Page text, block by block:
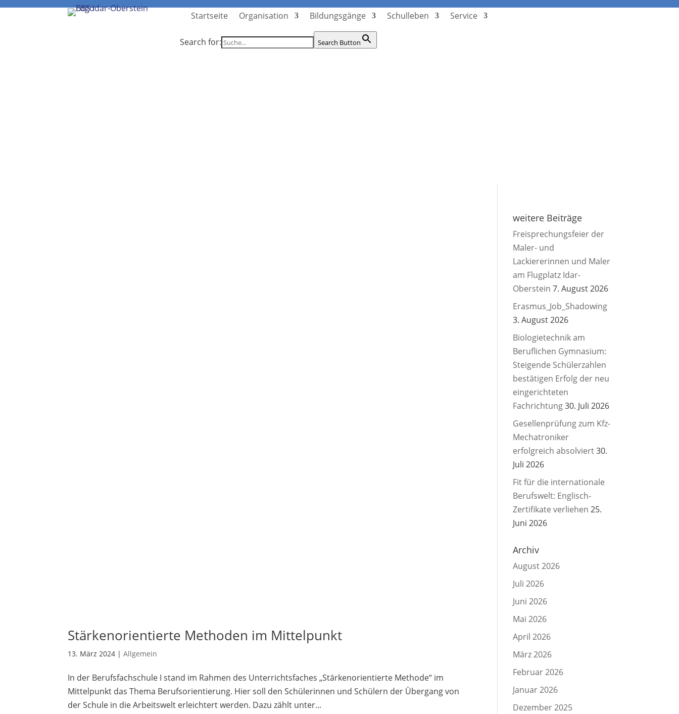
Startseite Organisation Bildungsgänge Schulleben Service
Search for: Search Button
Stärkenorientierte Methoden im Mittelpunkt
13. März 2024 |Allgemein
In der Berufsfachschule I stand im Rahmen des Unterrichtsfaches „Stärkenorientierte Methode“ im
Mittelpunkt das Thema Berufsorientierung. Hier soll den Schülerinnen und Schülern der Übergang von
der Schule in die Arbeitswelt erleichtert werden. Dazu zählt unter...
weitere Beiträge
Freisprechungsfeier der
Maler- und
Lackiererinnen und Maler
am Flugplatz Idar-
Oberstein 7. August 2026
Erasmus_Job_Shadowing
3. August 2026
Biologietechnik am
Beruflichen Gymnasium:
Steigende Schülerzahlen
bestätigen Erfolg der neu
eingerichteten
Fachrichtung30. Juli 2026
Gesellenprüfung zum Kfz-
Mechatroniker
erfolgreich absolviert30.
Juli 2026
Fit für die internationale
Berufswelt: Englisch-
Zertifikate verliehen 25.
Juni 2026
Archiv
August 2026
Juli 2026
Juni 2026
Mai 2026
April 2026
März 2026
Februar 2026
Januar 2026
Dezember 2025